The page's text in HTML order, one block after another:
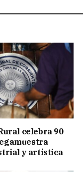
celebra 90
y artística